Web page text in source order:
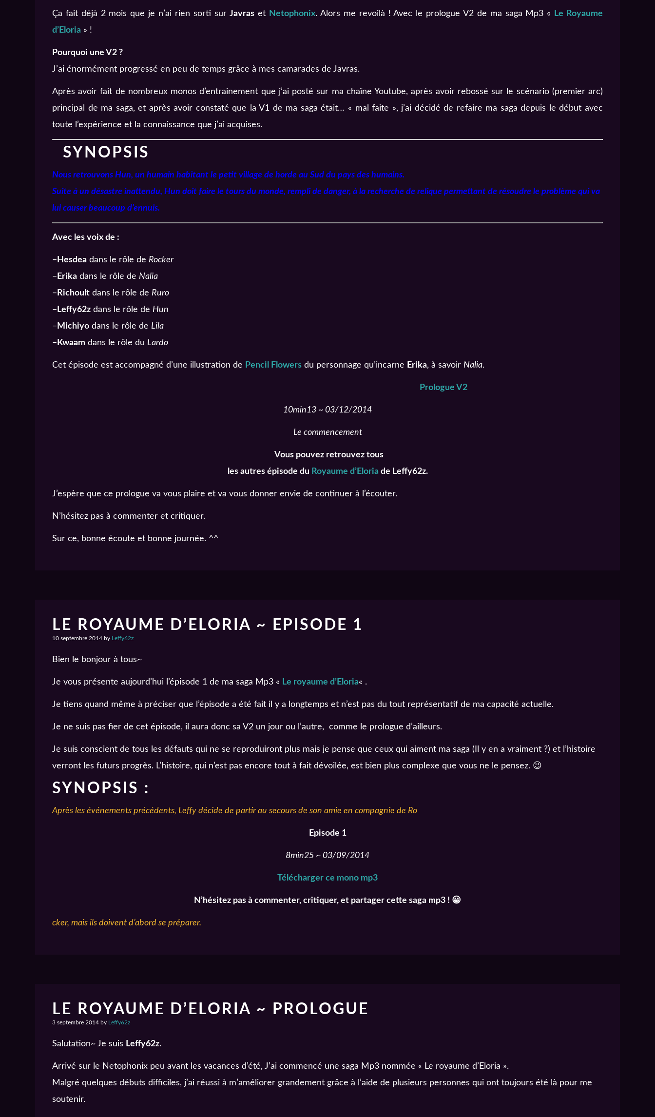
Ça fait déjà 2 mois que je n’ai rien sorti surJavras et Netophonix. Alors me revoilà ! Avec le prologue V2 de ma saga Mp3 «
Le Royaume
d’Eloria » !
Pourquoi une V2 ?
J’ai énormément progressé en peu de temps grâce à mes camarades de Javras.
Après avoir fait de nombreux monos d’entrainement que j’ai posté sur ma chaîne Youtube, après avoir rebossé sur le scénario (premier arc)
principal de ma saga, et après avoir constaté que la V1 de ma saga était… « mal faite », j’ai décidé de refaire ma saga depuis le début avec
toute l’expérience et la connaissance que j’ai acquises.
SYNOPSIS
Nous retrouvons Hun, un humain habitant le petit village de horde au Sud du pays des humains.
Suite à un désastre inattendu, Hun doit faire le tours du monde, rempli de danger, à la recherche de relique permettant de résoudre le problème qui va
lui causer beaucoup d’ennuis.
Avec les voix de :
– Hesdea dans le rôle de Rocker
– Erika dans le rôle de Nalia
– Richoult dans le rôle de Ruro
– Leffy62z dans le rôle de Hun
– Michiyo dans le rôle de Lila
– Kwaam dans le rôle du Lardo
Cet épisode est accompagné d’une illustration de Pencil Flowers du personnage qu’incarne Erika, à savoir Nalia.
Prologue V2
10min13 ~ 03/12/2014
Le commencement
Vous pouvez retrouvez tous
les autres épisode du Royaume d’Eloria de Leffy62z.
J’espère que ce prologue va vous plaire et va vous donner envie de continuer à l’écouter.
N’hésitez pas à commenter et critiquer.
Sur ce, bonne écoute et bonne journée. ^^
LE ROYAUME D’ELORIA ~ EPISODE 1
10 septembre 2014 by Leffy62z
Bien le bonjour à tous~
Je vous présente aujourd’hui l’épisode 1 de ma saga Mp3 « Le royaume d’Eloria« .
Je tiens quand même à préciser que l’épisode a été fait il y a longtemps et n’est pas du tout représentatif de ma capacité actuelle.
Je ne suis pas fier de cet épisode, il aura donc sa V2 un jour ou l’autre, comme le prologue d’ailleurs.
Je suis conscient de tous les défauts qui ne se reproduiront plus mais je pense que ceux qui aiment ma saga (Il y en a vraiment ?) et l’histoire
verront les futurs progrès. L’histoire, qui n’est pas encore tout à fait dévoilée, est bien plus complexe que vous ne le pensez. 😉
SYNOPSIS :
Après les événements précédents, Leffy décide de partir au secours de son amie en compagnie de Ro
Episode 1
8min25 ~ 03/09/2014
Télécharger ce mono mp3
N’hésitez pas à commenter, critiquer, et partager cette saga mp3 ! 😀
cker, mais ils doivent d’abord se préparer.
LE ROYAUME D’ELORIA ~ PROLOGUE
3 septembre 2014 by Leffy62z
Salutation~ Je suis Leffy62z.
Arrivé sur le Netophonix peu avant les vacances d’été, J’ai commencé une saga Mp3 nommée « Le royaume d’Eloria ».
Malgré quelques débuts difficiles, j’ai réussi à m’améliorer grandement grâce à l’aide de plusieurs personnes qui ont toujours été là pour me
soutenir.